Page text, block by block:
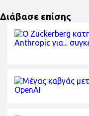
Διάβασε επίσης